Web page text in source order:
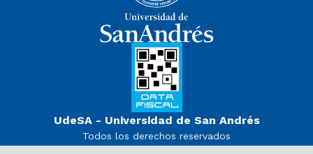
UdeSA - Universidad de San Andrés
Todos los derechos reservados